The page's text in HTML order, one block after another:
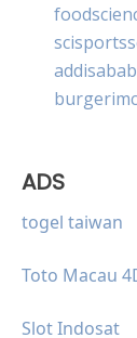
ADS
togel taiwan
Toto Macau
Slot Indosat